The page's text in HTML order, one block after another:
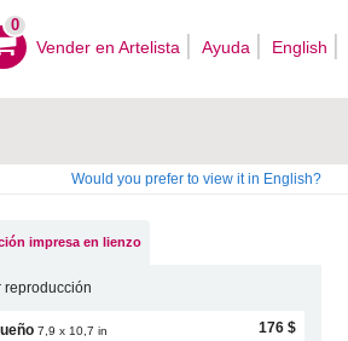
0
Vender en Artelista Ayuda English
Would you prefer to view it in English?
impresa en lienzo
reproducción
7,9 x 10,7 in 176 $